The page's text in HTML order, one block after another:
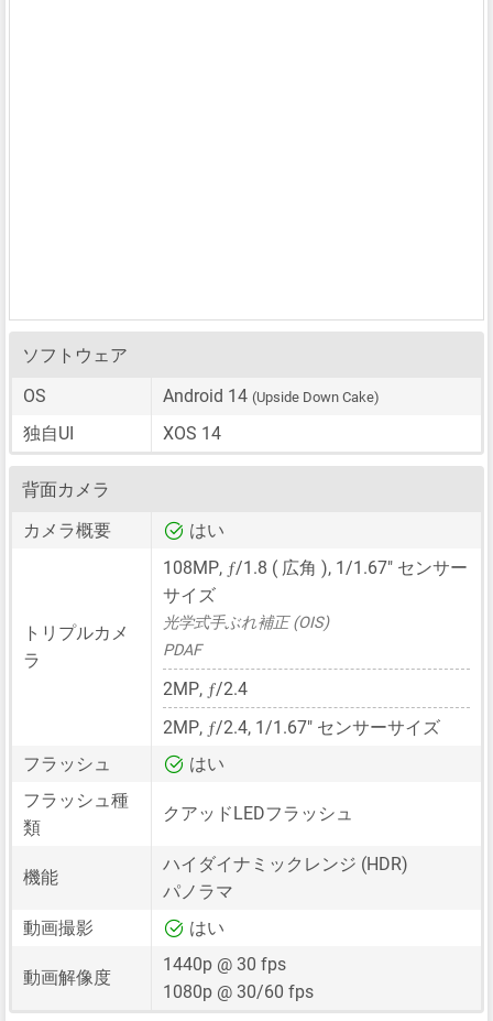
ソフトウェア
OS
Android 14 (Upside Down Cake)
独自UI XOS 14
背面カメラ
カメラ概要
はい
トリプルカメ
ラ
108MP, ƒ/1.8 ( 広角 ), 1/1.67" センサー
サイズ
光学式手ぶれ補正 (OIS)
PDAF
2MP, ƒ/2.4
2MP, ƒ/2.4, 1/1.67" センサーサイズ
フラッシュ
はい
フラッシュ種
類
クアッドLEDフラッシュ
機能
ハイダイナミックレンジ (HDR)
パノラマ
動画撮影
はい
動画解像度
1440p @ 30 fps
1080p @ 30/60 fps